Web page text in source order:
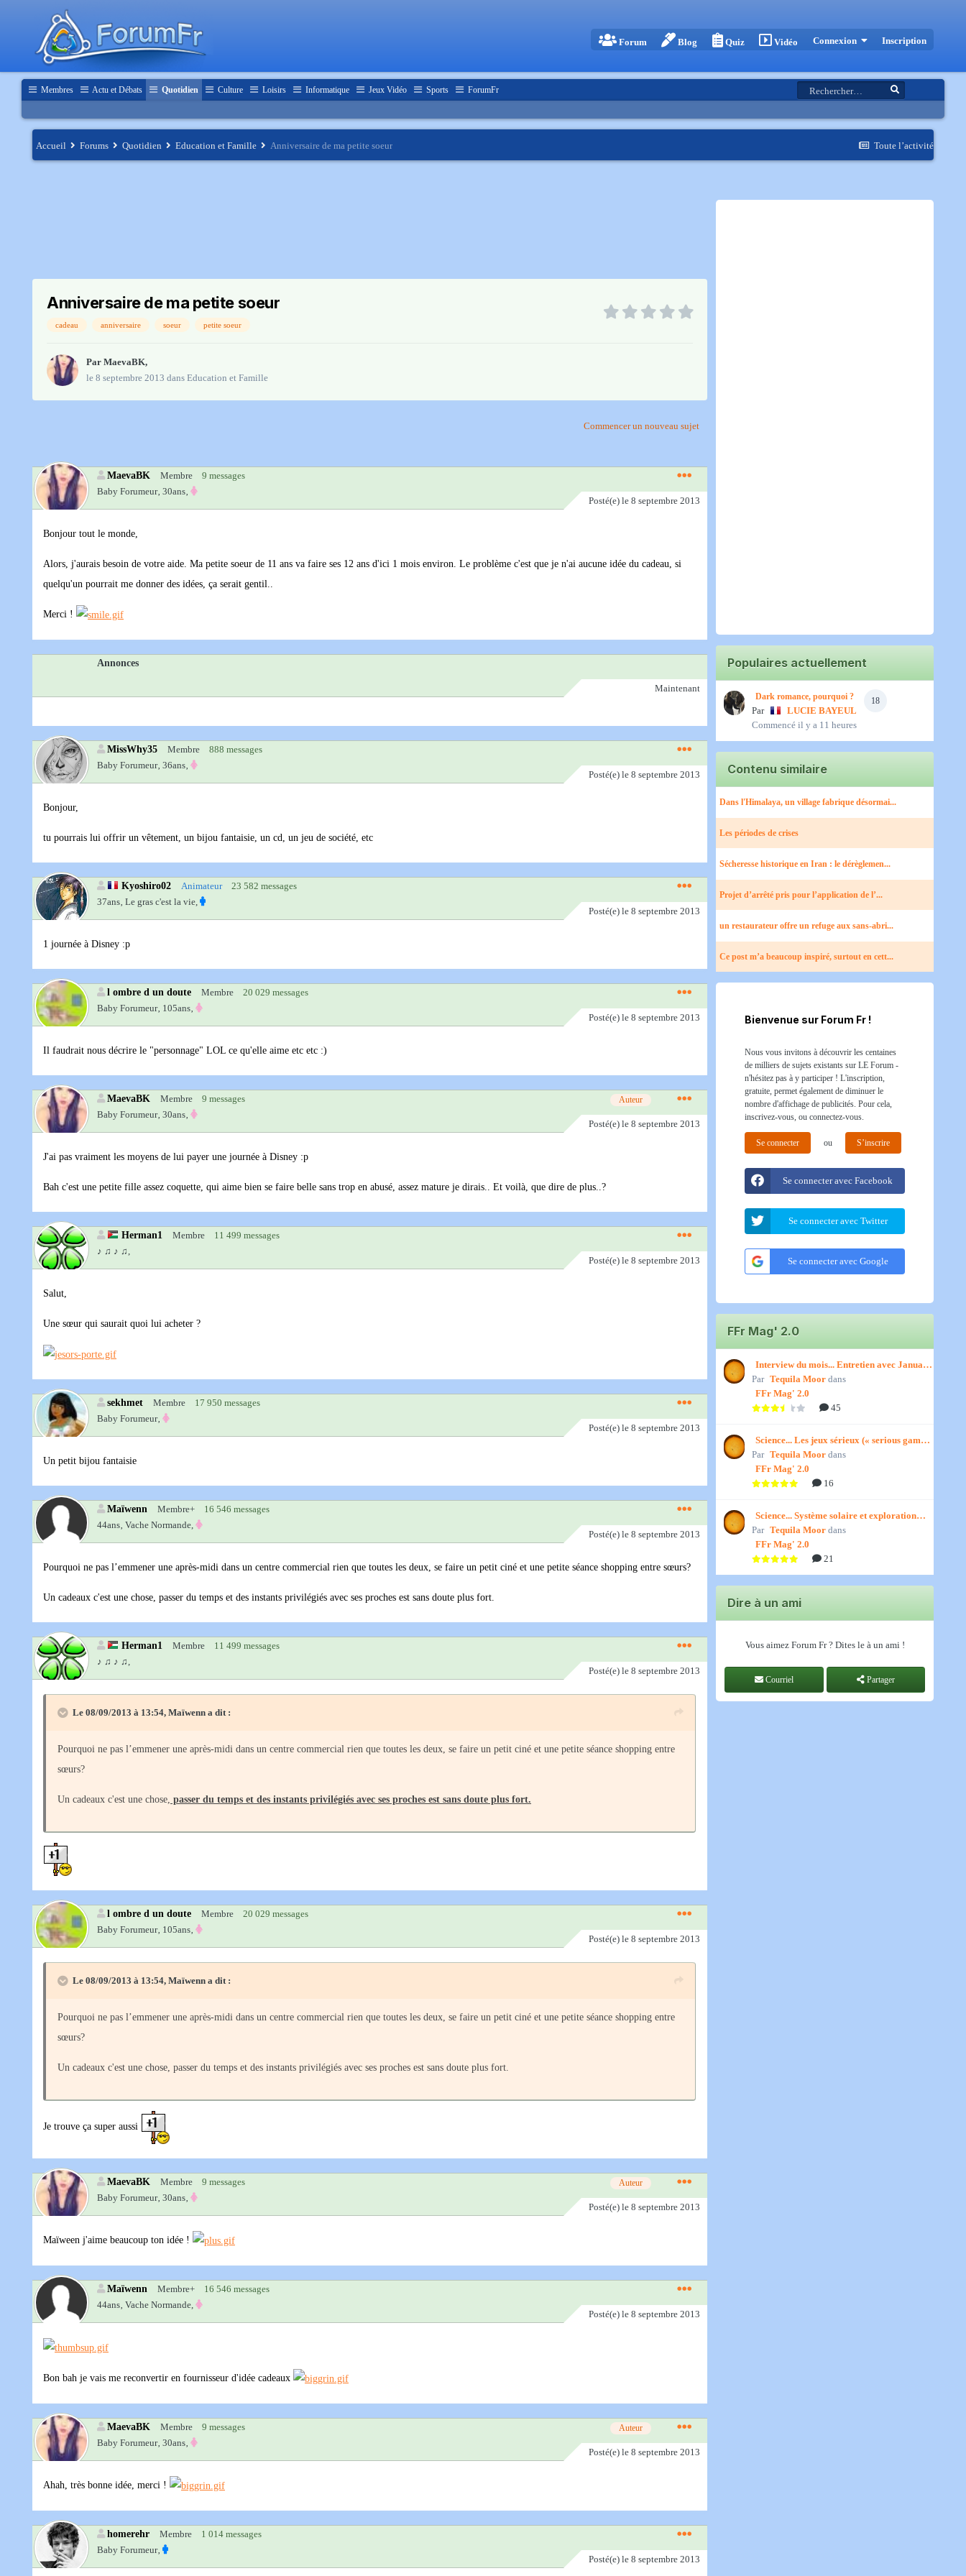
Forum Blog Quiz Vidéo Connexion Inscription
Membres Actu et Débats Quotidien Culture Loisirs Informatique Jeux Vidéo Sports ForumFr
Toute l’activité
Accueil Forums Quotidien Education et Famille Anniversaire de ma petite soeur
Anniversaire de ma petite soeur
cadeau anniversaire soeur petite soeur
Par MaevaBK,
le 8 septembre 2013 dans Education et Famille
Commencer un nouveau sujet
MaevaBK Membre
9 messages
Baby Forumeur‚ 30ans‚
Posté(e) le 8 septembre 2013
Bonjour tout le monde,
Alors, j'aurais besoin de votre aide. Ma petite soeur de 11 ans va faire ses 12 ans d'ici 1 mois environ. Le problème c'est que je n'ai aucune idée du cadeau, si
quelqu'un pourrait me donner des idées, ça serait gentil..
Merci !
Annonces
Maintenant
MissWhy35 Membre
888 messages
Baby Forumeur‚ 36ans‚
Posté(e) le 8 septembre 2013
Bonjour,
tu pourrais lui offrir un vêtement, un bijou fantaisie, un cd, un jeu de société, etc
Kyoshiro02 Animateur
23 582 messages
37ans‚ Le gras c'est la vie,
Posté(e) le 8 septembre 2013
1 journée à Disney :p
l ombre d un doute Membre
20 029 messages
Baby Forumeur‚ 105ans‚
Posté(e) le 8 septembre 2013
Il faudrait nous décrire le "personnage" LOL ce qu'elle aime etc etc :)
MaevaBK Membre 9 messages Auteur
Baby Forumeur‚ 30ans‚
Posté(e) le 8 septembre 2013
J'ai pas vraiment les moyens de lui payer une journée à Disney :p
Bah c'est une petite fille assez coquette, qui aime bien se faire belle sans trop en abusé, assez mature je dirais.. Et voilà, que dire de plus..?
Herman1 Membre
11 499 messages
♪ ♫ ♪ ♫,
Posté(e) le 8 septembre 2013
Salut,
Une sœur qui saurait quoi lui acheter ?
sekhmet Membre
17 950 messages
Baby Forumeur‚
Posté(e) le 8 septembre 2013
Un petit bijou fantaisie
Maïwenn Membre+
16 546 messages
44ans‚ Vache Normande,
Posté(e) le 8 septembre 2013
Pourquoi ne pas l’emmener une après-midi dans un centre commercial rien que toutes les deux, se faire un petit ciné et une petite séance shopping entre sœurs?
Un cadeaux c'est une chose, passer du temps et des instants privilégiés avec ses proches est sans doute plus fort.
Herman1 Membre
11 499 messages
♪ ♫ ♪ ♫,
Posté(e) le 8 septembre 2013
Le 08/09/2013 à 13:54, Maïwenn a dit :
Pourquoi ne pas l’emmener une après-midi dans un centre commercial rien que toutes les deux, se faire un petit ciné et une petite séance shopping entre
sœurs?
Un cadeaux c'est une chose, passer du temps et des instants privilégiés avec ses proches est sans doute plus fort.
l ombre d un doute Membre
20 029 messages
Baby Forumeur‚ 105ans‚
Posté(e) le 8 septembre 2013
Le 08/09/2013 à 13:54, Maïwenn a dit :
Pourquoi ne pas l’emmener une après-midi dans un centre commercial rien que toutes les deux, se faire un petit ciné et une petite séance shopping entre
sœurs?
Un cadeaux c'est une chose, passer du temps et des instants privilégiés avec ses proches est sans doute plus fort.
Je trouve ça super aussi
MaevaBK Membre 9 messages Auteur
Baby Forumeur‚ 30ans‚
Posté(e) le 8 septembre 2013
Maïween j'aime beaucoup ton idée !
Maïwenn Membre+
16 546 messages
44ans‚ Vache Normande,
Posté(e) le 8 septembre 2013
Bon bah je vais me reconvertir en fournisseur d'idée cadeaux
MaevaBK Membre 9 messages Auteur
Baby Forumeur‚ 30ans‚
Posté(e) le 8 septembre 2013
Ahah, très bonne idée, merci !
homerehr Membre
1 014 messages
Baby Forumeur‚
Posté(e) le 8 septembre 2013
Populaires actuellement
18
Dark romance, pourquoi ?
Par
LUCIE BAYEUL
Commencé il y a 11 heures
Contenu similaire
Dans l'Himalaya, un village fabrique désormai...
Les périodes de crises
Sécheresse historique en Iran : le dérèglemen...
Projet d’arrêté pris pour l’application de l’...
un restaurateur offre un refuge aux sans-abri...
Ce post m’a beaucoup inspiré, surtout en cett...
Bienvenue sur Forum Fr !
Nous vous invitons à découvrir les centaines
de milliers de sujets existants sur LE Forum -
n'hésitez pas à y participer ! L'inscription,
gratuite, permet également de diminuer le
nombre d'affichage de publicités. Pour cela,
inscrivez-vous, ou connectez-vous.
Se connecter ou S’inscrire
Se connecter avec Facebook
Se connecter avec Twitter
Se connecter avec Google
FFr Mag' 2.0
Interview du mois... Entretien avec January,
par Titenath
Par Tequila Moor dans
FFr Mag' 2.0
45
Science... Les jeux sérieux (« serious games
») par Jedino
Par Tequila Moor dans
FFr Mag' 2.0
16
Science... Système solaire et exploration
spatiale, par Jedino
Par Tequila Moor dans
FFr Mag' 2.0
21
Dire à un ami
Vous aimez Forum Fr ? Dites le à un ami !
Courriel Partager